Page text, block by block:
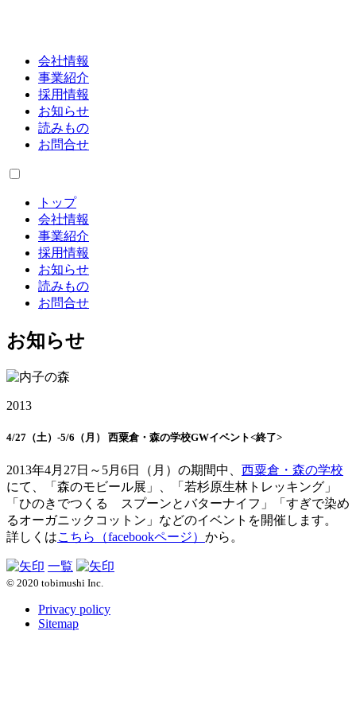
会社情報
事業紹介
採用情報
お知らせ
読みもの
お問合せ
トップ
会社情報
事業紹介
採用情報
お知らせ
読みもの
お問合せ
お知らせ
2013
4/27（土）-5/6（月） 西粟倉・森の学校GWイベント<終了>
2013年4月27日～5月6日（月）の期間中、 西粟倉・森の学校
にて、「森のモビール展」、「若杉原生林トレッキング」
「ひのきでつくる スプーンとバターナイフ」「すぎで染め
るオーガニックコットン」などのイベントを開催します。
詳しくはこちら（facebookページ） から。
一覧
© 2020 tobimushi Inc.
Privacy policy
Sitemap